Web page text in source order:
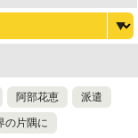
阿部花恵 派遣
の片隅に